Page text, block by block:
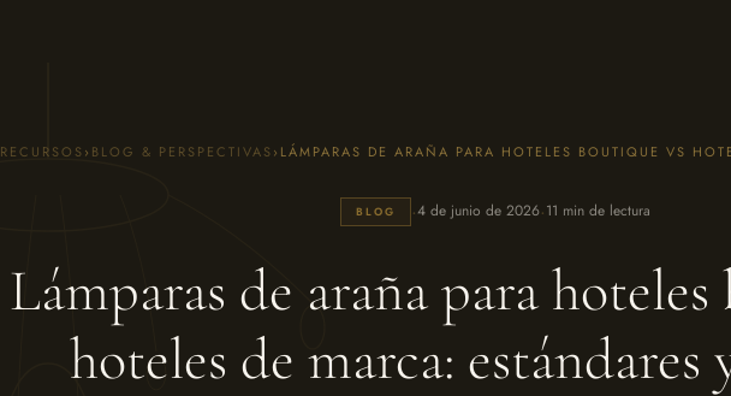
RECURSOS› BLOG & PERSPECTIVAS› LÁMPARAS DE ARAÑA PARA HOTELES BOUTIQUE VS
BLOG ·4 de junio de 2026·11 min de lectura
Lámparas de araña para
hoteles de marca: estándares